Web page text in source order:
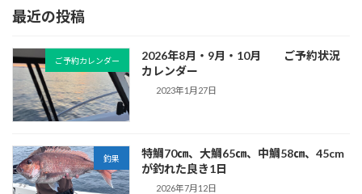
最近の投稿
ご予約カレンダー
2026年8月・9月・10月 ご予約状況
カレンダー
2023年1月27日
釣果
特鯛70㎝、大鯛65㎝、中鯛58㎝、45cm
が釣れた良き1日
2026年7月12日